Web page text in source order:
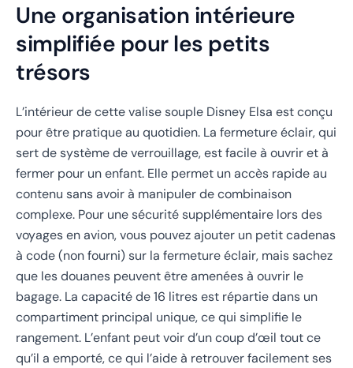
Une organisation intérieure
simplifiée pour les petits
trésors
L’intérieur de cette valise souple Disney Elsa est conçu
pour être pratique au quotidien. La fermeture éclair, qui
sert de système de verrouillage, est facile à ouvrir et à
fermer pour un enfant. Elle permet un accès rapide au
contenu sans avoir à manipuler de combinaison
complexe. Pour une sécurité supplémentaire lors des
voyages en avion, vous pouvez ajouter un petit cadenas
à code (non fourni) sur la fermeture éclair, mais sachez
que les douanes peuvent être amenées à ouvrir le
bagage. La capacité de 16 litres est répartie dans un
compartiment principal unique, ce qui simplifie le
rangement. L’enfant peut voir d’un coup d’œil tout ce
qu’il a emporté, ce qui l’aide à retrouver facilement ses